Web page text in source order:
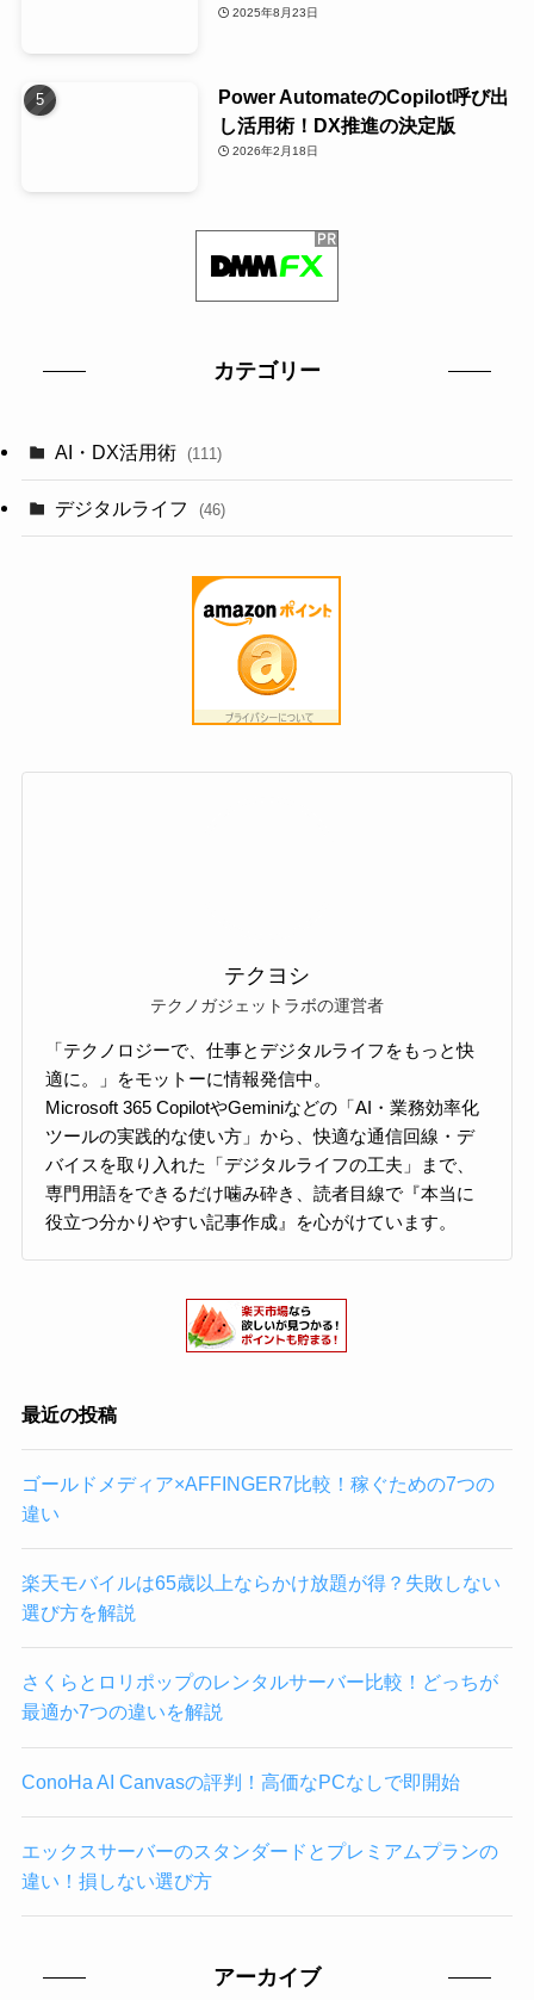
2025年8月23日
Power AutomateのCopilot呼び出
し活用術！DX推進の決定版
2026年2月18日
カテゴリー
AI・DX活用術 (111)
デジタルライフ (46)
テクヨシ
テクノガジェットラボの運営者
「テクノロジーで、仕事とデジタルライフをもっと快
適に。」をモットーに情報発信中。
Microsoft 365 CopilotやGeminiなどの「AI・業務効率化
ツールの実践的な使い方」から、快適な通信回線・デ
バイスを取り入れた「デジタルライフの工夫」まで、
専門用語をできるだけ噛み砕き、読者目線で『本当に
役立つ分かりやすい記事作成』を心がけています。
最近の投稿
ゴールドメディア×AFFINGER7比較！稼ぐための7つの
違い
楽天モバイルは65歳以上ならかけ放題が得？失敗しない
選び方を解説
さくらとロリポップのレンタルサーバー比較！どっちが
最適か7つの違いを解説
ConoHa AI Canvasの評判！高価なPCなしで即開始
エックスサーバーのスタンダードとプレミアムプランの
違い！損しない選び方
アーカイブ